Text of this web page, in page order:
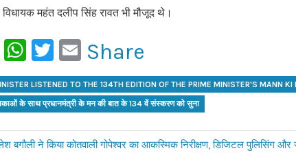
महंत दलीप सिंह रावत भी मौजूद थे।
GmailWhatsApp
Twitter
Email
Share
LISTENED TO THE 134TH EDITION OF THE PRIME MINISTER'S MANN
के साथ प्रधानमंत्री के मन की बात के 134 वें संस्करण को सुना
बगौली ने किया कोतवाली गोपेश्वर का आकस्मिक निरीक्षण, डिजिटल पुलिसिंग और